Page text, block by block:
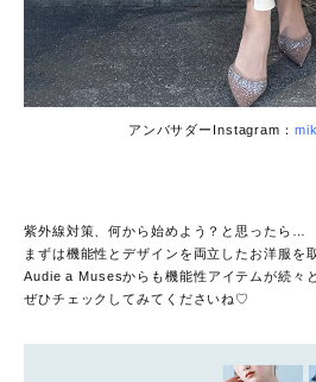
アンバサダーInstagram：
紫外線対策、何から始めよう？と思ったら…
まずは機能性とデザインを両立したお洋服を
Audie a Musesからも機能性アイテムが続々
ぜひチェックしてみてくださいね♡